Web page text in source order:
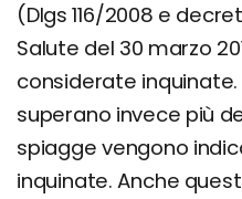
(Dlgs 116/2008 e
Salute del 30 marzo
considerate
superano invece più
spiagge vengono
inquinate. Anche